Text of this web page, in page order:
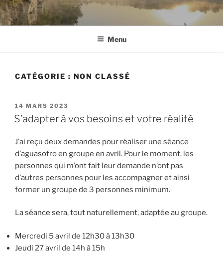
Menu
CATÉGORIE : NON CLASSÉ
PUBLIÉ
LE
14 MARS 2023
S’adapter à vos besoins et votre réalité
J’ai reçu deux demandes pour réaliser une séance
d’aguasofro en groupe en avril. Pour le moment, les
personnes qui m’ont fait leur demande n’ont pas
d’autres personnes pour les accompagner et ainsi
former un groupe de 3 personnes minimum.
La séance sera, tout naturellement, adaptée au groupe.
Mercredi 5 avril de 12h30 à 13h30
Jeudi 27 avril de 14h à 15h